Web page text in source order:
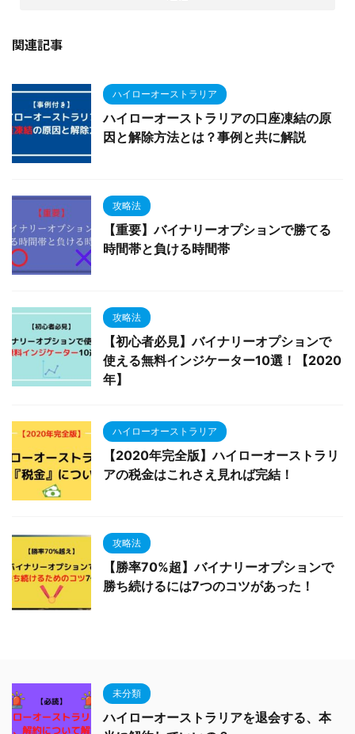
関連記事
ハイローオーストラリア
ハイローオーストラリアの口座凍結の原
因と解除方法とは？事例と共に解説
攻略法
【重要】バイナリーオプションで勝てる
時間帯と負ける時間帯
攻略法
【初心者必見】バイナリーオプションで
使える無料インジケーター10選！【2020
年】
ハイローオーストラリア
【2020年完全版】ハイローオーストラリ
アの税金はこれさえ見れば完結！
攻略法
【勝率70%超】バイナリーオプションで
勝ち続けるには7つのコツがあった！
未分類
ハイローオーストラリアを退会する、本